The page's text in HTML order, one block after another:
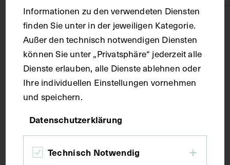
Technik
Aquarell
Maße
Bildmaß 40,3 x 31,8 cm
Kurzbeschreibung
Informationen zu den verwendeten Diensten
finden Sie unter in der jeweiligen Kategorie.
Außer den technisch notwendigen Diensten
können Sie unter „Privatsphäre“ jederzeit alle
Dienste erlauben, alle Dienste ablehnen oder
Ihre individuellen Einstellungen vornehmen
und speichern.
Datenschutzerklärung
Technisch Notwendig